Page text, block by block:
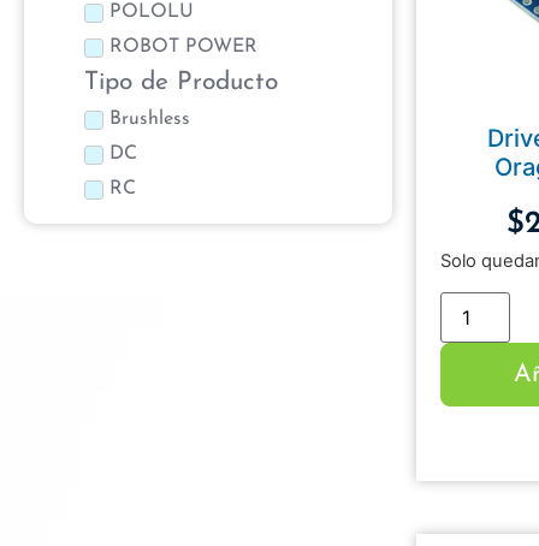
POLOLU
ROBOT POWER
Tipo de Producto
Brushless
DC
RC
$
Solo